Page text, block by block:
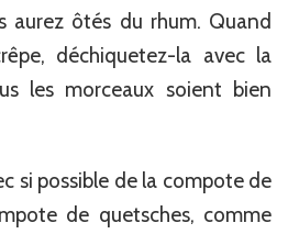
aurez ôtés du rhum. Quand
déchiquetez-la avec la
les morceaux soient bien
si possible de la compote de
de quetsches, comme